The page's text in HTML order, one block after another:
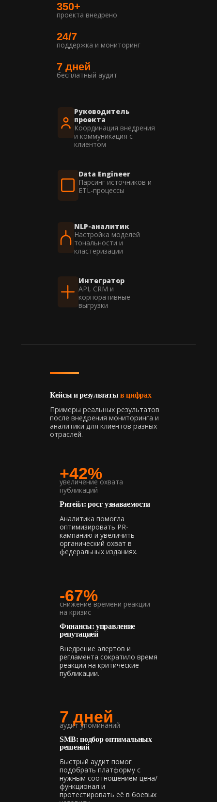
350+
проекта внедрено
24/7
поддержка и мониторинг
7 дней
бесплатный аудит
Руководитель
проекта
Координация внедрения
и коммуникация с
клиентом
Data Engineer
Парсинг источников и
ETL-процессы
NLP-аналитик
Настройка моделей
тональности и
кластеризации
Интегратор
API, CRM и
корпоративные
выгрузки
Кейсы и результаты в цифрах
Примеры реальных результатов
после внедрения мониторинга и
аналитики для клиентов разных
отраслей.
+42%
увеличение охвата
публикаций
Ритейл: рост узнаваемости
Аналитика помогла
оптимизировать PR-
кампанию и увеличить
органический охват в
федеральных изданиях.
-67%
снижение времени реакции
на кризис
Финансы: управление
репутацией
Внедрение алертов и
регламента сократило время
реакции на критические
публикации.
7 дней
аудит упоминаний
SMB: подбор оптимальных
решений
Быстрый аудит помог
подобрать платформу с
нужным соотношением цена/
функционал и
протестировать её в боевых